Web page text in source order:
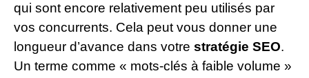
qui sont encore relativement peu utilisés par
vos concurrents. Cela peut vous donner une
longueur d’avance dans votre stratégie SEO.
Un terme comme « mots-clés à faible volume »